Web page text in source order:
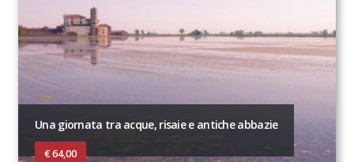
Una giornata tra acque, risaie e antiche abbazie
€ 64,00